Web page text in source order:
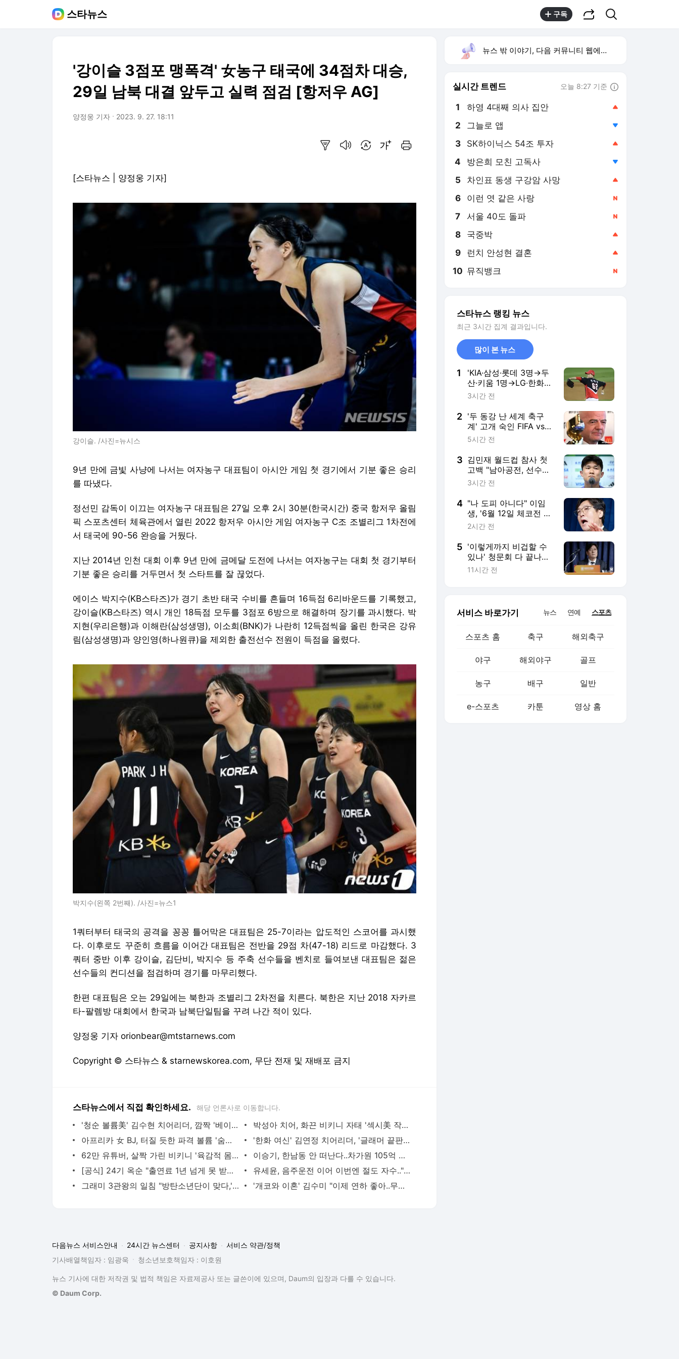
스타뉴스 구독
'강이슬 3점포 맹폭격' 女농구 태국에 34점차 대승,
29일 남북 대결 앞두고 실력 점검 [항저우 AG]
양정웅 기자 2023. 9. 27. 18:11
[스타뉴스 | 양정웅 기자]
강이슬. /사진=뉴시스
9년 만에 금빛 사냥에 나서는 여자농구 대표팀이 아시안 게임 첫 경기에서 기분 좋은 승리
를 따냈다.
정선민 감독이 이끄는 여자농구 대표팀은 27일 오후 2시 30분(한국시간) 중국 항저우 올림
픽 스포츠센터 체육관에서 열린 2022 항저우 아시안 게임 여자농구 C조 조별리그 1차전에
서 태국에 90-56 완승을 거뒀다.
지난 2014년 인천 대회 이후 9년 만에 금메달 도전에 나서는 여자농구는 대회 첫 경기부터
기분 좋은 승리를 거두면서 첫 스타트를 잘 끊었다.
에이스 박지수(KB스타즈)가 경기 초반 태국 수비를 흔들며 16득점 6리바운드를 기록했고,
강이슬(KB스타즈) 역시 개인 18득점 모두를 3점포 6방으로 해결하며 장기를 과시했다. 박
지현(우리은행)과 이해란(삼성생명), 이소희(BNK)가 나란히 12득점씩을 올린 한국은 강유
림(삼성생명)과 양인영(하나원큐)을 제외한 출전선수 전원이 득점을 올렸다.
박지수(왼쪽 2번째). /사진=뉴스1
1쿼터부터 태국의 공격을 꽁꽁 틀어막은 대표팀은 25-7이라는 압도적인 스코어를 과시했
다. 이후로도 꾸준히 흐름을 이어간 대표팀은 전반을 29점 차(47-18) 리드로 마감했다. 3
쿼터 중반 이후 강이슬, 김단비, 박지수 등 주축 선수들을 벤치로 들여보낸 대표팀은 젊은
선수들의 컨디션을 점검하며 경기를 마무리했다.
한편 대표팀은 오는 29일에는 북한과 조별리그 2차전을 치른다. 북한은 지난 2018 자카르
타-팔렘방 대회에서 한국과 남북단일팀을 꾸려 나간 적이 있다.
양정웅 기자 orionbear@mtstarnews.com
Copyright © 스타뉴스 & starnewskorea.com, 무단 전재 및 재배포 금지
스타뉴스에서 직접 확인하세요. 해당 언론사로 이동합니다.
'청순 볼륨美' 김수현 치어리더, 깜짝 '베이글女' - 스타뉴스
박성아 치어, 화끈 비키니 자태 '섹시美 작렬' - 스타뉴스
아프리카 女 BJ, 터질 듯한 파격 볼륨 '숨막혀' - 스타뉴스
'한화 여신' 김연정 치어리더, '글래머 끝판왕' - 스타뉴스
62만 유튜버, 살짝 가린 비키니 '육감적 몸매' - 스타뉴스
이승기, 한남동 안 떠난다..차가원 105억 전세금 분쟁 격화[종합] | 스타뉴스
[공식] 24기 옥순 "출연료 1년 넘게 못 받았다" 주장에..'나는 솔로' 측 "전액 지급 완료" | 스타뉴스
유세윤, 음주운전 이어 이번엔 절도 자수.."부끄럽습니다" [스타이슈] | 스타뉴스
그래미 3관왕의 일침 "방탄소년단이 맞다,'아시안팝'신설은 포용 아닌 격리"[K-EYES] | 스타뉴스
'개코와 이혼' 김수미 "이제 연하 좋아..무례한 사람들은 끊어내야" [수미차올라] | 스타뉴스
뉴스 밖 이야기, 다음 커뮤니티 웹에서 보기
실시간 트렌드 오늘 8:27 기준
1 하영 4대째 의사 집안
2 그늘로 앱
3 SK하이닉스 54조 투자
4 방은희 모친 고독사
5 차인표 동생 구강암 사망
6 이런 엿 같은 사랑
7 서울 40도 돌파
8 국중박
9 런치 안성현 결혼
10 뮤직뱅크
스타뉴스 랭킹 뉴스
최근 3시간 집계 결과입니다.
많이 본 뉴스
1
'KIA·삼성·롯데 3명→두
산·키움 1명→LG·한화
·SSG·NC·KT 0명' 상무
단 '총 11명' 발표
3시간 전
2 '두 동강 난 세계 축구
계' 고개 숙인 FIFA vs
날 선 UEFA... 인판티노
콧 유효"
5시간 전
3 김민재 월드컵 참사 첫
고백 "남아공전, 선수들
도 못 했다... 차기 감독
실해야"
3시간 전
4 "나 도피 아니다" 이임
생, '6월 12일 체코전 때
수락' 타임라인 왜 꺼냈
위한 빌드업
2시간 전
5 '이렇게까지 비겁할 수
있나' 청문회 다 끝나니
슬그머니 등장한 이임생
11시간 전
서비스 바로가기 뉴스 연예 스포츠
스포츠 홈 축구 해외축구
야구 해외야구 골프
농구 배구 일반
e-스포츠 카툰 영상 홈
다음뉴스 서비스안내 24시간 뉴스센터 공지사항
서비스 약관/정책
기사배열책임자 : 임광욱
청소년보호책임자 : 이호원
뉴스 기사에 대한 저작권 및 법적 책임은 자료제공사 또는 글쓴이에 있으며, Daum의 입장과 다를 수 있습니다.
© Daum Corp.